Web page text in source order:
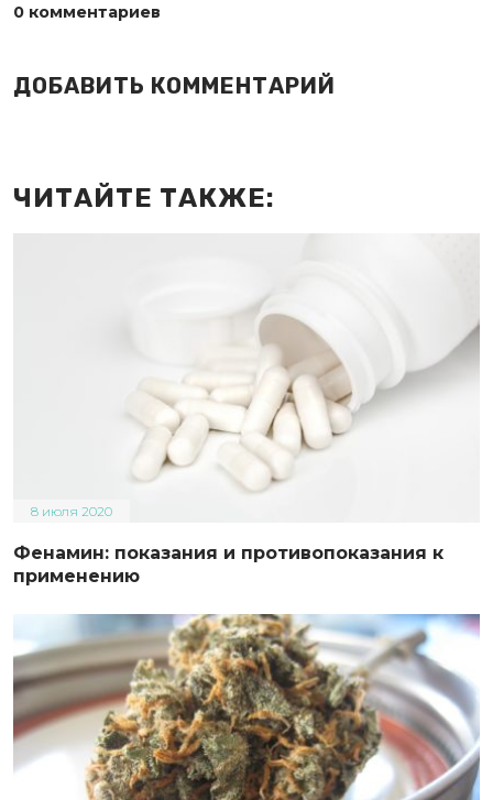
0 комментариев
ДОБАВИТЬ КОММЕНТАРИЙ
ЧИТАЙТЕ ТАКЖЕ:
8 июля 2020
Фенамин: показания и противопоказания к
применению